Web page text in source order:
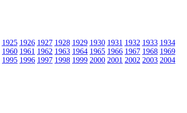
1925 1926 1927 1928 1929 1930 1931 1932 1933 1934
1960 1961 1962 1963 1964 1965 1966 1967 1968 1969
1995 1996 1997 1998 1999 2000 2001 2002 2003 2004